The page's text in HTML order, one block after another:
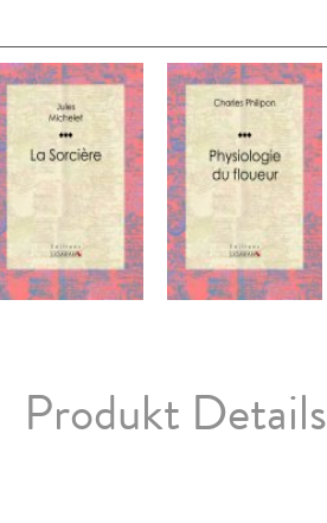
Produkt Details